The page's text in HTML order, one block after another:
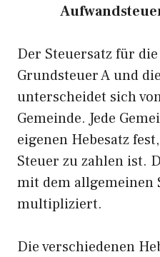
Der Steuersatz für
Grundsteuer A und
unterscheidet sich
Gemeinde. Jede
eigenen Hebesatz
Steuer zu zahlen ist.
mit dem allgemeinen
multipliziert.
Die verschiedenen